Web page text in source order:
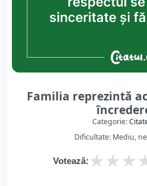
Familia reprezintă
Categorie:
Dificultate: Mediu,
Votează: ★
★
★